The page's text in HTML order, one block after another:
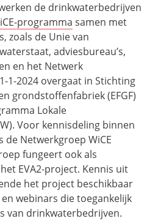
de drinkwaterbedrijven
programma samen met
zoals de Unie van
adviesbureau’s,
en het Netwerk
1-2024 overgaat in Stichting
grondstoffenfabriek (EFGF)
Lokale
Voor kennisdeling binnen
Netwerkgroep WiCE
fungeert ook als
EVA2-project. Kennis uit
het project beschikbaar
webinars die toegankelijk
van drinkwaterbedrijven.